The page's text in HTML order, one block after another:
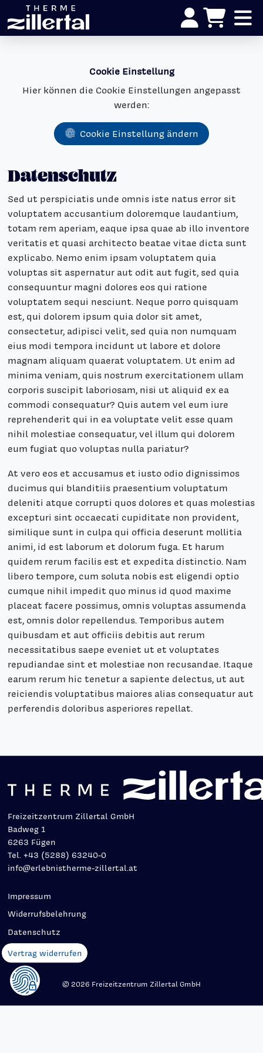
Cookie Einstellung
Hier können die Cookie Einstellungen angepasst
werden:
Cookie Einstellung ändern
Datenschutz
Sed ut perspiciatis unde omnis iste natus error sit
voluptatem accusantium doloremque laudantium,
totam rem aperiam, eaque ipsa quae ab illo inventore
veritatis et quasi architecto beatae vitae dicta sunt
explicabo. Nemo enim ipsam voluptatem quia
voluptas sit aspernatur aut odit aut fugit, sed quia
consequuntur magni dolores eos qui ratione
voluptatem sequi nesciunt. Neque porro quisquam
est, qui dolorem ipsum quia dolor sit amet,
consectetur, adipisci velit, sed quia non numquam
eius modi tempora incidunt ut labore et dolore
magnam aliquam quaerat voluptatem. Ut enim ad
minima veniam, quis nostrum exercitationem ullam
corporis suscipit laboriosam, nisi ut aliquid ex ea
commodi consequatur? Quis autem vel eum iure
reprehenderit qui in ea voluptate velit esse quam
nihil molestiae consequatur, vel illum qui dolorem
eum fugiat quo voluptas nulla pariatur?
At vero eos et accusamus et iusto odio dignissimos
ducimus qui blanditiis praesentium voluptatum
deleniti atque corrupti quos dolores et quas molestias
excepturi sint occaecati cupiditate non provident,
similique sunt in culpa qui officia deserunt mollitia
animi, id est laborum et dolorum fuga. Et harum
quidem rerum facilis est et expedita distinctio. Nam
libero tempore, cum soluta nobis est eligendi optio
cumque nihil impedit quo minus id quod maxime
placeat facere possimus, omnis voluptas assumenda
est, omnis dolor repellendus. Temporibus autem
quibusdam et aut officiis debitis aut rerum
necessitatibus saepe eveniet ut et voluptates
repudiandae sint et molestiae non recusandae. Itaque
earum rerum hic tenetur a sapiente delectus, ut aut
reiciendis voluptatibus maiores alias consequatur aut
perferendis doloribus asperiores repellat.
Freizeitzentrum Zillertal GmbH
Badweg 1
6263 Fügen
Tel. +43 (5288) 63240-0
info@erlebnistherme-zillertal.at
Impressum
Widerrufsbelehrung
Datenschutz
Vertrag widerrufen
© 2026 Freizeitzentrum Zillertal GmbH